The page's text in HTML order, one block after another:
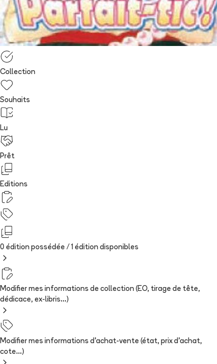
Collection
Souhaits
Lu
Prêt
Editions
0 édition possédée / 1 édition disponibles
Modifier mes informations de collection (EO, tirage de tête,
dédicace, ex-libris...)
Modifier mes informations d'achat-vente (état, prix d'achat,
cote...)